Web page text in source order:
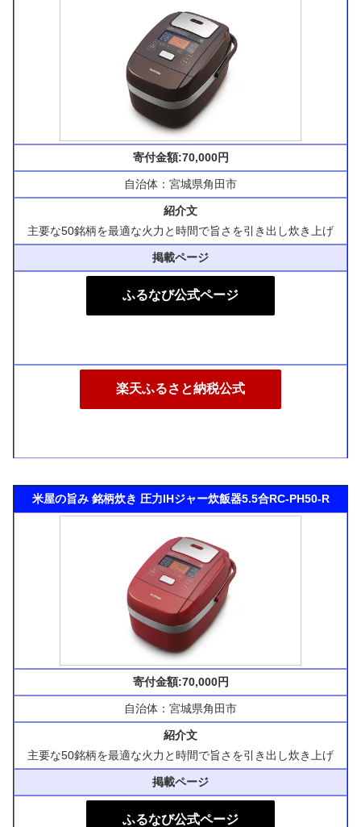
寄付金額:70,000円
自治体：宮城県角田市
紹介文
主要な50銘柄を最適な火力と時間で旨さを引き出し炊き上げ
掲載ページ
ふるなび公式ページ
楽天ふるさと納税公式
米屋の旨み 銘柄炊き 圧力IHジャー炊飯器5.5合RC-PH50-R
寄付金額:70,000円
自治体：宮城県角田市
紹介文
主要な50銘柄を最適な火力と時間で旨さを引き出し炊き上げ
掲載ページ
ふるなび公式ページ